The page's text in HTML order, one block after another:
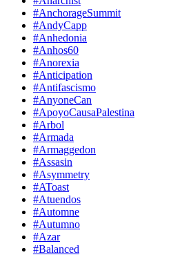
#AnchorageSummit
#AndyCapp
#Anhedonia
#Anhos60
#Anorexia
#Anticipation
#Antifascismo
#AnyoneCan
#ApoyoCausaPalestina
#Arbol
#Armada
#Armaggedon
#Assasin
#Asymmetry
#AToast
#Atuendos
#Automne
#Autumno
#Azar
#Balanced